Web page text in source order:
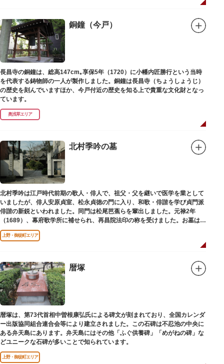
銅鐘（今戸）
長昌寺の銅鐘は、総高147cm｡享保5年（1720）に小幡内匠勝行という当時
を代表する鋳物師の一人が製作しました。銅鐘は長昌寺（ちょうしょうじ）
の歴史を刻んでいますほか、今戸付近の歴史を知る上で貴重な文化財となっ
ています。
奥浅草エリア
北村季吟の墓
北村季吟は江戸時代前期の歌人・俳人で、祖父・父を継いで医学を業として
いましたが、俳人安原貞室、松永貞徳の門に入り、和歌・俳諧を学び貞門派
俳諧の新鋭といわれました。同門は松尾芭蕉らを輩出しました。元禄2年
（1689）、幕府歌学所に補せられ、再昌院法印の称を受けました。お墓は正
慶寺（しょうけいじ）にあります。
上野・御徒町エリア
暦塚
暦塚は、第73代首相中曽根康弘氏による碑文が刻まれており、全国カレンダ
ー出版協同組合連合会等により建立されました。この石碑は不忍池の中央に
ある弁天島にあります。弁天島にはその他「ふぐ供養碑」「めがねの碑」な
どユニークな石碑が多いことで知られています。
上野・御徒町エリア